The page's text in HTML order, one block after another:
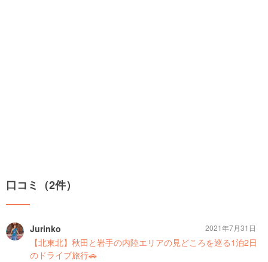
口コミ（2件）
Jurinko
【北東北】秋田と岩手の内陸エリアの見どころを巡る1泊2日
のドライブ旅行🚗
2021年7月31日